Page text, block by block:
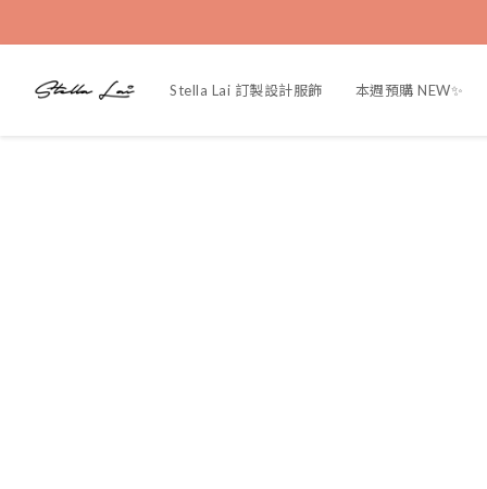
Stella Lai 訂製設計服飾 本週預購 NEW✨